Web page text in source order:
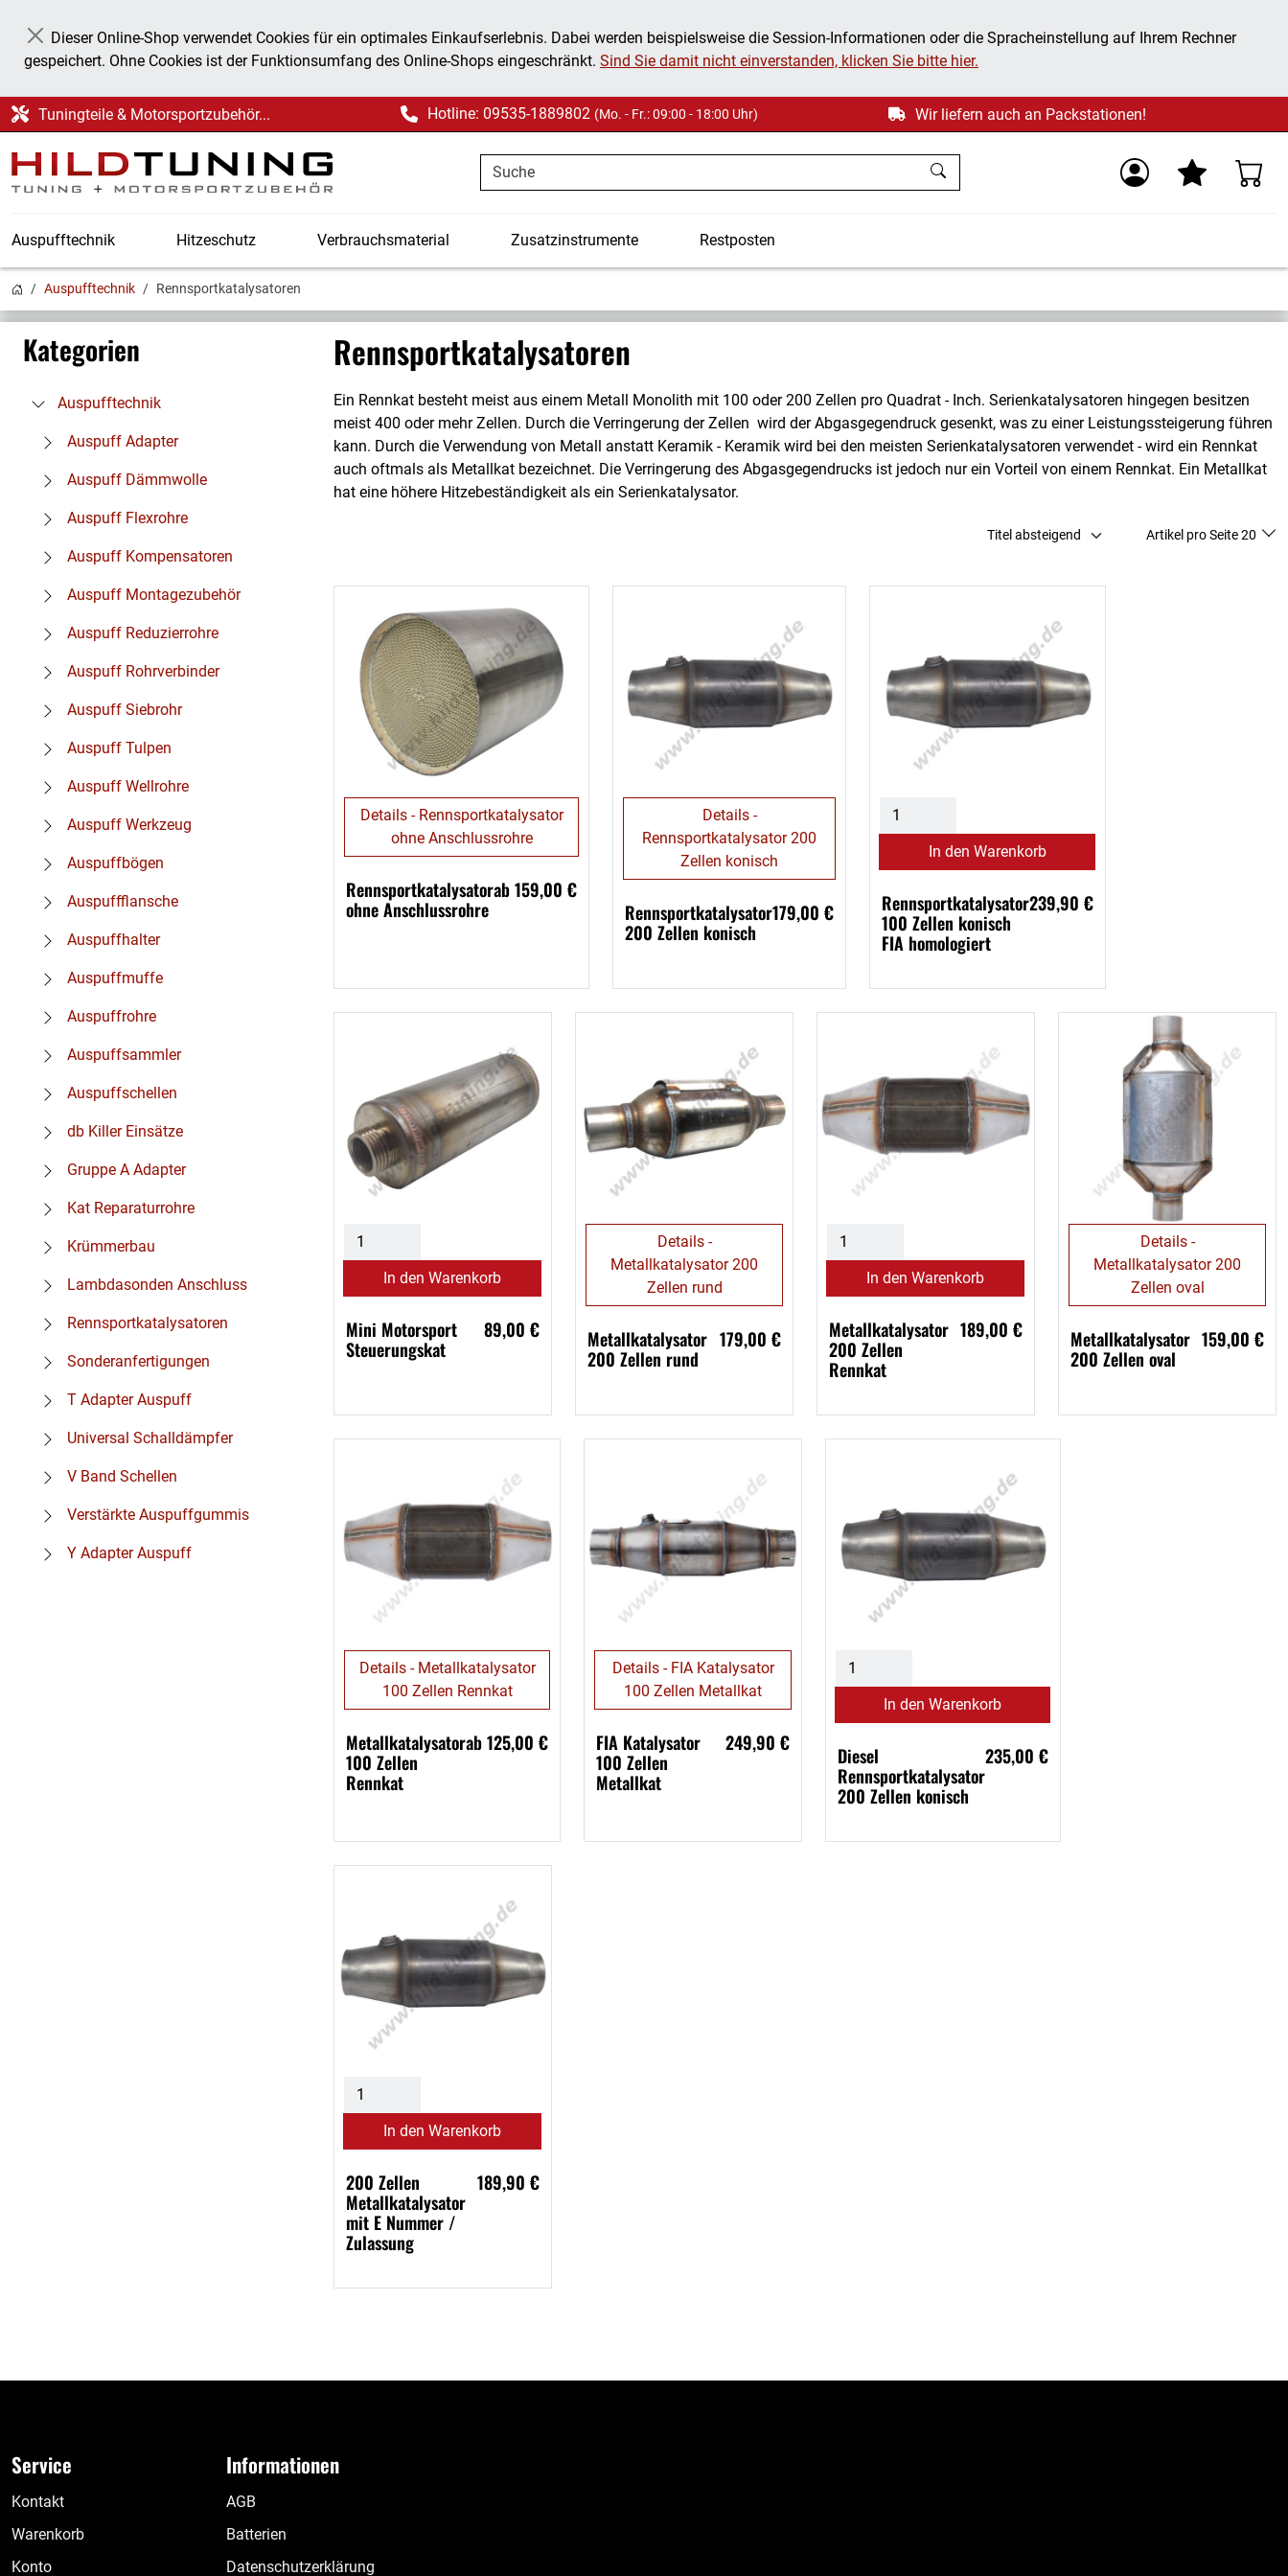
Schließen
Dieser Online-Shop verwendet Cookies für ein optimales Einkaufserlebnis. Dabei werden beispielsweise die Session-Informationen oder die Spracheinstellung auf Ihrem Rechner
gespeichert. Ohne Cookies ist der Funktionsumfang des Online-Shops eingeschränkt. Sind Sie damit nicht einverstanden, klicken Sie bitte hier.
Tuningteile & Motorsportzubehör... Hotline: 09535-1889802 (Mo. - Fr.: 09:00 - 18:00 Uhr) Wir liefern auch an Packstationen!
Suche
Auspufftechnik Hitzeschutz Verbrauchsmaterial Zusatzinstrumente Restposten
Auspufftechnik Rennsportkatalysatoren
Kategorien
Auspufftechnik
Auspuff Adapter
Auspuff Dämmwolle
Auspuff Flexrohre
Auspuff Kompensatoren
Auspuff Montagezubehör
Auspuff Reduzierrohre
Auspuff Rohrverbinder
Auspuff Siebrohr
Auspuff Tulpen
Auspuff Wellrohre
Auspuff Werkzeug
Auspuffbögen
Auspuffflansche
Auspuffhalter
Auspuffmuffe
Auspuffrohre
Auspuffsammler
Auspuffschellen
db Killer Einsätze
Gruppe A Adapter
Kat Reparaturrohre
Krümmerbau
Lambdasonden Anschluss
Rennsportkatalysatoren
Sonderanfertigungen
T Adapter Auspuff
Universal Schalldämpfer
V Band Schellen
Verstärkte Auspuffgummis
Y Adapter Auspuff
Rennsportkatalysatoren
Ein Rennkat besteht meist aus einem Metall Monolith mit 100 oder 200 Zellen pro Quadrat - Inch. Serienkatalysatoren hingegen besitzen
meist 400 oder mehr Zellen. Durch die Verringerung der Zellen wird der Abgasgegendruck gesenkt, was zu einer Leistungssteigerung führen
kann. Durch die Verwendung von Metall anstatt Keramik - Keramik wird bei den meisten Serienkatalysatoren verwendet - wird ein Rennkat
auch oftmals als Metallkat bezeichnet. Die Verringerung des Abgasgegendrucks ist jedoch nur ein Vorteil von einem Rennkat. Ein Metallkat
hat eine höhere Hitzebeständigkeit als ein Serienkatalysator.
Titel absteigend Artikel pro Seite 20
Details - Rennsportkatalysator
ohne Anschlussrohre
Rennsportkatalysator
ohne Anschlussrohre
ab 159,00 €
Details -
Rennsportkatalysator 200
Zellen konisch
Rennsportkatalysator
200 Zellen konisch
179,00 €
In den Warenkorb
Rennsportkatalysator
100 Zellen konisch
FIA homologiert
239,90 €
In den Warenkorb
Mini Motorsport
Steuerungskat
89,00 €
Details -
Metallkatalysator 200
Zellen rund
Metallkatalysator
200 Zellen rund
179,00 €
In den Warenkorb
Metallkatalysator
200 Zellen
Rennkat
189,00 €
Details -
Metallkatalysator 200
Zellen oval
Metallkatalysator
200 Zellen oval
159,00 €
Details - Metallkatalysator
100 Zellen Rennkat
Metallkatalysator
100 Zellen
Rennkat
ab 125,00 €
Details - FIA Katalysator
100 Zellen Metallkat
FIA Katalysator
100 Zellen
Metallkat
249,90 €
In den Warenkorb
Diesel
Rennsportkatalysator
200 Zellen konisch
235,00 €
In den Warenkorb
200 Zellen
Metallkatalysator
mit E Nummer /
Zulassung
189,90 €
Service
Kontakt
Warenkorb
Konto
Informationen
AGB
Batterien
Datenschutzerklärung